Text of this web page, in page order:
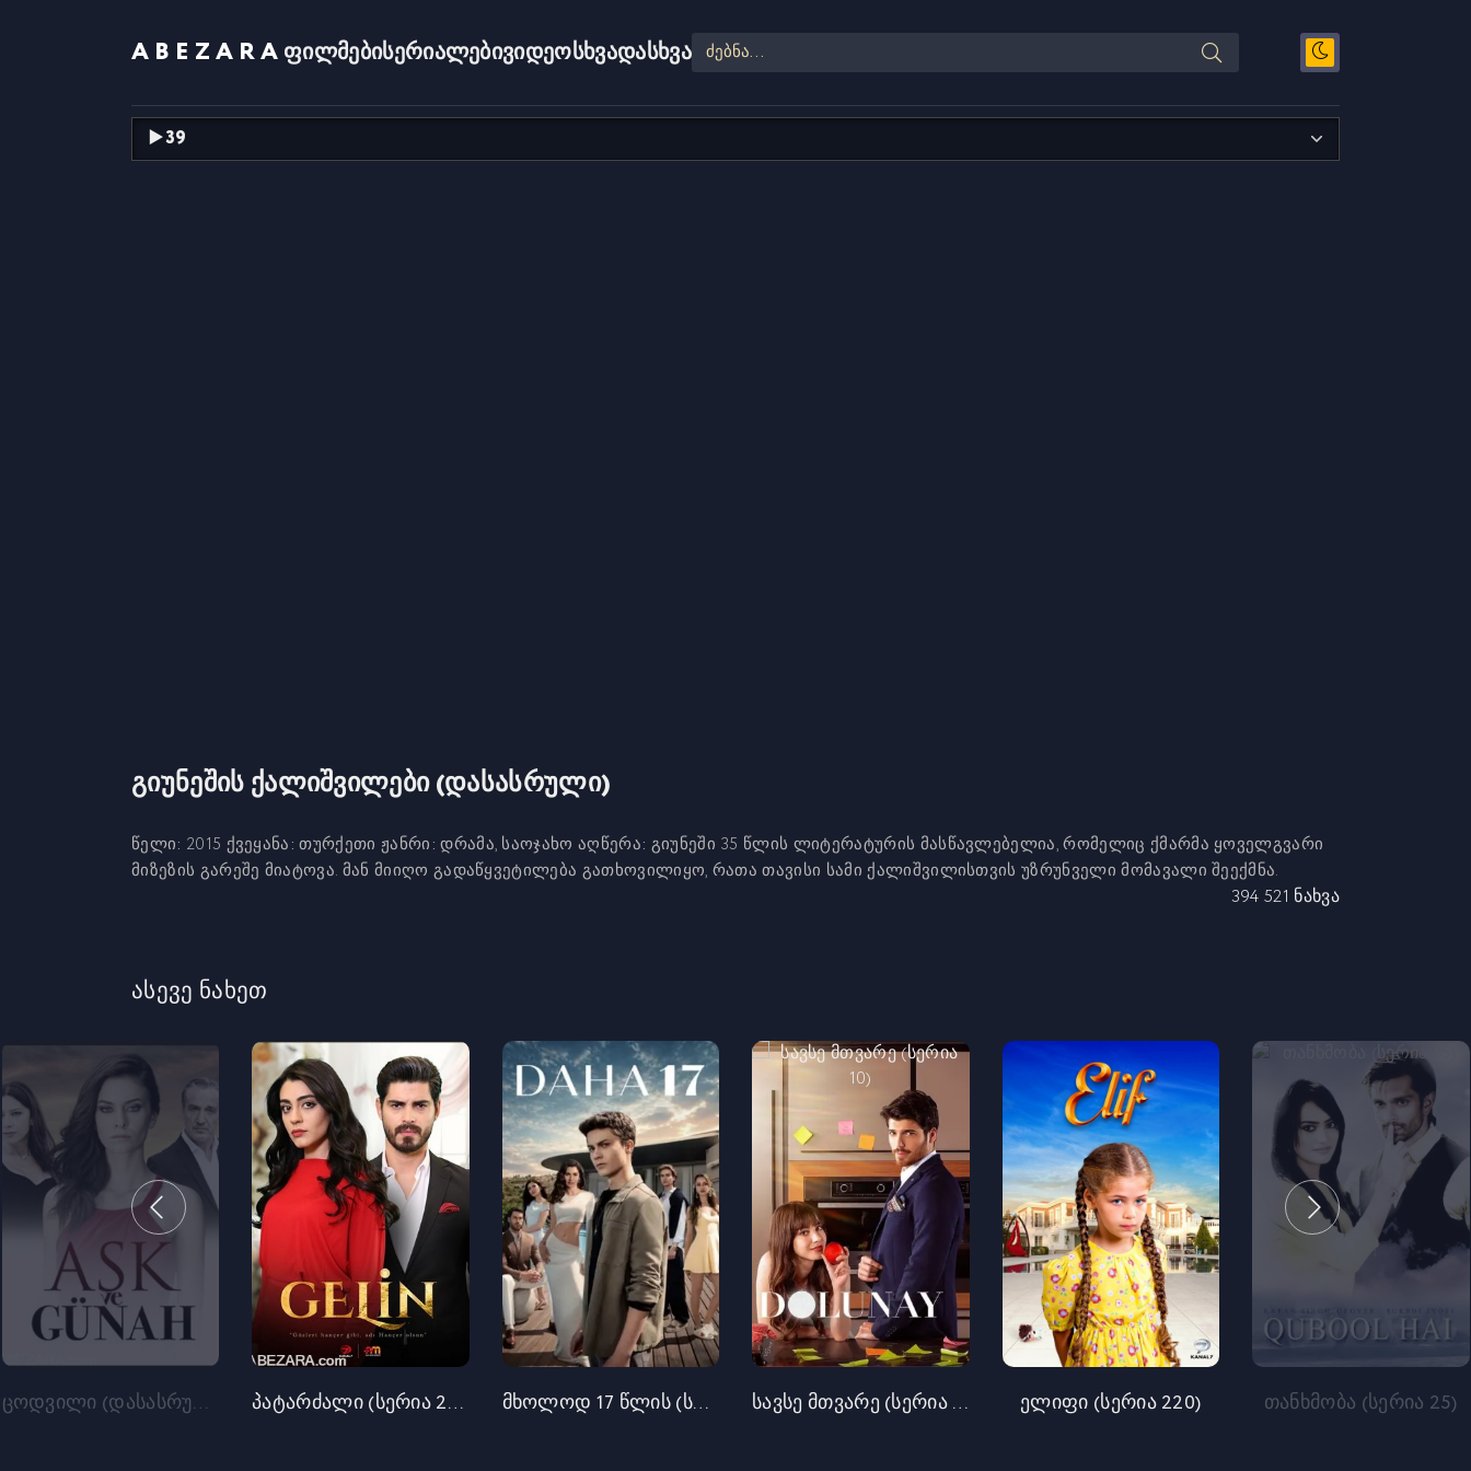
ABEZARA ფილმებისერიალებივიდეოსხვადასხვა
გიუნეშის ქალიშვილები (დასასრული)
წელი: 2015 ქვეყანა:თურქეთი ჟანრი:დრამა, საოჯახოაღწერა: გიუნეში 35 წლის ლიტერატურის მასწავლებელია, რომელიც ქმარმა ყოველგვარი
მიზეზის გარეშე მიატოვა. მან მიიღო გადაწყვეტილება გათხოვილიყო, რათა თავისი სამი ქალიშვილისთვის უზრუნველი მომავალი შეექმნა.
394 521 ნახვა
ასევე ნახეთ
ცოდვილი (დასასრული) პატარძალი (სერია 237) მხოლოდ 17 წლის (სერია 10) სავსე მთვარე (სერია 10) ელიფი (სერია 220) თანხმობა (სერია 25)